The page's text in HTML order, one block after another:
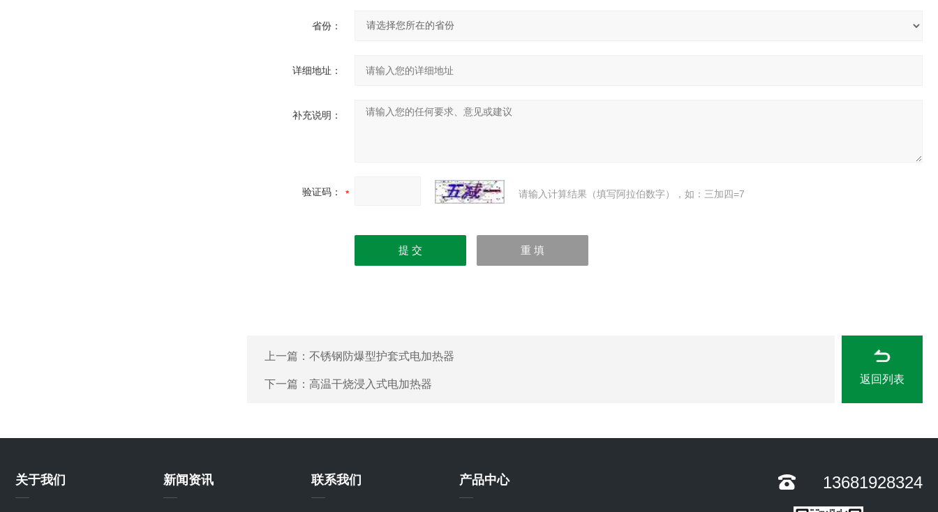
省份：
详细地址：
补充说明：
验证码： 请输入计算结果（填写阿拉伯数字），如：三加四=7
上一篇： 不锈钢防爆型护套式电加热器
下一篇： 高温干烧浸入式电加热器 返回列表
关于我们 新闻资讯 联系我们 产品中心 13681928324